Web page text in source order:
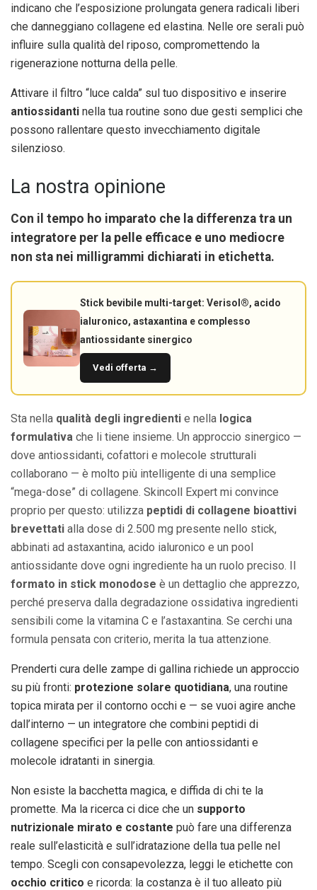
indicano che l’esposizione prolungata genera radicali liberi
che danneggiano collagene ed elastina. Nelle ore serali può
influire sulla qualità del riposo, compromettendo la
rigenerazione notturna della pelle.
Attivare il filtro “luce calda” sul tuo dispositivo e inserire
antiossidanti nella tua routine sono due gesti semplici che
possono rallentare questo invecchiamento digitale
silenzioso.
La nostra opinione
Con il tempo ho imparato che la differenza tra un
integratore per la pelle efficace e uno mediocre
non sta nei milligrammi dichiarati in etichetta.
Stick bevibile multi-target: Verisol®, acido
ialuronico, astaxantina e complesso
antiossidante sinergico
Vedi offerta →
Sta nella qualità degli ingredienti e nella logica
formulativa che li tiene insieme. Un approccio sinergico —
dove antiossidanti, cofattori e molecole strutturali
collaborano — è molto più intelligente di una semplice
“mega-dose” di collagene. Skincoll Expert mi convince
proprio per questo: utilizza peptidi di collagene bioattivi
brevettati alla dose di 2.500 mg presente nello stick,
abbinati ad astaxantina, acido ialuronico e un pool
antiossidante dove ogni ingrediente ha un ruolo preciso. Il
formato in stick monodose è un dettaglio che apprezzo,
perché preserva dalla degradazione ossidativa ingredienti
sensibili come la vitamina C e l’astaxantina. Se cerchi una
formula pensata con criterio, merita la tua attenzione.
Prenderti cura delle zampe di gallina richiede un approccio
su più fronti: protezione solare quotidiana, una routine
topica mirata per il contorno occhi e — se vuoi agire anche
dall’interno — un integratore che combini peptidi di
collagene specifici per la pelle con antiossidanti e
molecole idratanti in sinergia.
Non esiste la bacchetta magica, e diffida di chi te la
promette. Ma la ricerca ci dice che un supporto
nutrizionale mirato e costante può fare una differenza
reale sull’elasticità e sull’idratazione della tua pelle nel
tempo. Scegli con consapevolezza, leggi le etichette con
occhio critico e ricorda: la costanza è il tuo alleato più